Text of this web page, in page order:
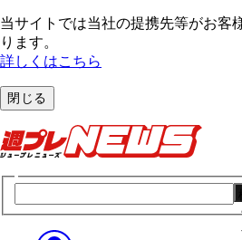
当サイトでは当社の提携先等がお客
ります。
詳しくはこちら
閉じる